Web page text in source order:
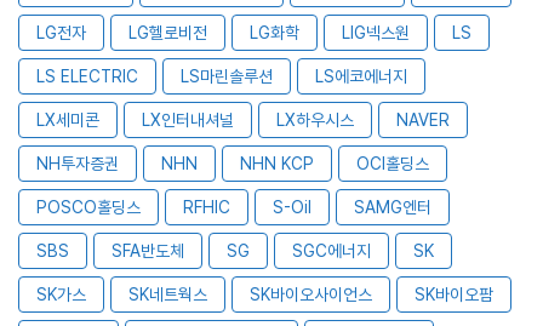
LG전자 LG헬로비전 LG화학 LIG넥스원 LS
LS ELECTRIC LS마린솔루션 LS에코에너지
LX세미콘 LX인터내셔널 LX하우시스 NAVER
NH투자증권 NHN NHN KCP OCI홀딩스
POSCO홀딩스 RFHIC S-Oil SAMG엔터
SBS SFA반도체 SG SGC에너지 SK
SK가스 SK네트웍스 SK바이오사이언스 SK바이오팜